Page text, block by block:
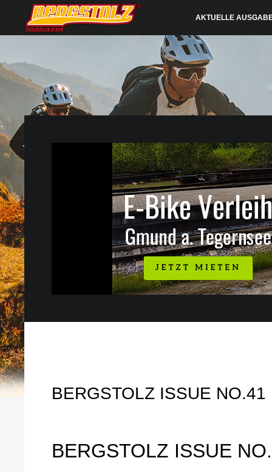
AKTUELLE
BERGSTOLZ ISSUE NO.41
BERGSTOLZ ISSUE